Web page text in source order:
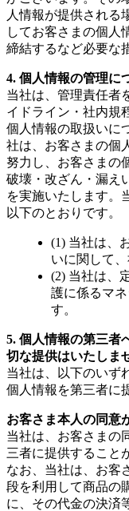
人情報が提供される
してお客さまの個人
締結するなど必要な
4. 個人情報の管理に
当社は、管理責任者
イドライン・社内規
個人情報の取扱いに
社は、お客さまの個
努力し、お客さまの
破壊・改ざん・漏え
を実施いたします。
以下のとおりです。
(1) 当社は、
いに関して
(2) 当社は、
護に係るマ
す。
5. 個人情報の第三者
切な提供はいたしま
当社は、以下のいず
個人情報を第三者に
お客さま本人の同意
当社は、お客さまの
三者に提供すること
なお、当社は、お客
段を利用して商品の
に、その代金の決済